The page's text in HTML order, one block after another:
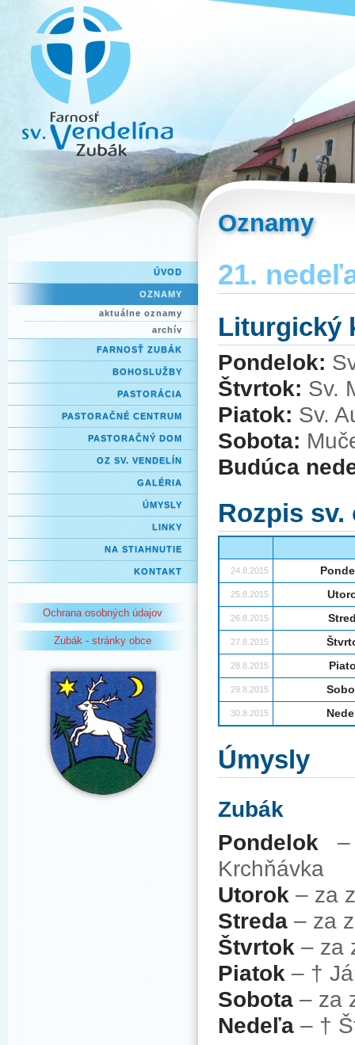
ÚVOD
OZNAMY
aktuálne oznamy
archív
FARNOSŤ ZUBÁK
BOHOSLUŽBY
PASTORÁCIA
PASTORAČNÉ CENTRUM
PASTORAČNÝ DOM
OZ SV. VENDELÍN
GALÉRIA
ÚMYSLY
LINKY
NA STIAHNUTIE
KONTAKT
Ochrana osobných údajov
Zubák - stránky obce
Oznamy
21.
Liturgický
Pondelok:
Štvrtok: Sv.
Piatok: Sv.
Sobota:
Budúca
Rozpis sv.
24.8.2015
25.8.2015
26.8.2015
27.8.2015
28.8.2015
29.8.2015
30.8.2015
Úmysly
Zubák
Pondelok –
Krchňávka
Utorok – za
Streda – za
Štvrtok – za
Piatok – †
Sobota – za
Nedeľa – †